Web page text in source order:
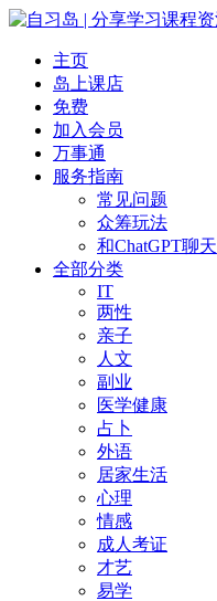
主页
岛上课店
免费
加入会员
万事通
服务指南
常见问题
众筹玩法
和ChatGPT聊天
全部分类
IT
两性
亲子
人文
副业
医学健康
占卜
外语
居家生活
心理
情感
成人考证
才艺
易学